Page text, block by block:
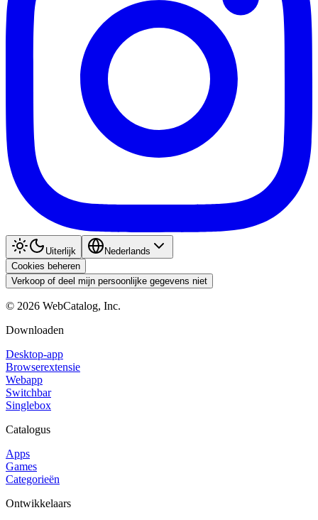
Uiterlijk
Nederlands
Cookies beheren
Verkoop of deel mijn persoonlijke gegevens niet
© 2026 WebCatalog, Inc.
Downloaden
Desktop-app
Browserextensie
Webapp
Switchbar
Singlebox
Catalogus
Apps
Games
Categorieën
Ontwikkelaars